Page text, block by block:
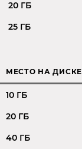
20 ГБ
25 ГБ
МЕСТО НА ДИСКЕ
10 ГБ
20 ГБ
40 ГБ